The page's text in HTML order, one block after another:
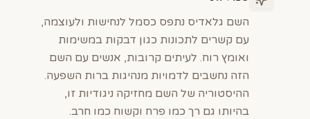
השם גלאדיס נתפס כסמל לנחישות ולעוצמה,
עם קשרים לתכונות כגון דבקות במשימות
ואומץ רוח. לעיתים קרובות, אנשים עם השם
הזה נחשבים לדמויות מנהיגות ברות השפעה.
ההיסטוריה של השם מחזיקה ניגודיות זו,
בהיותו גם רך כמו פרח וקשוח כמו חרב.